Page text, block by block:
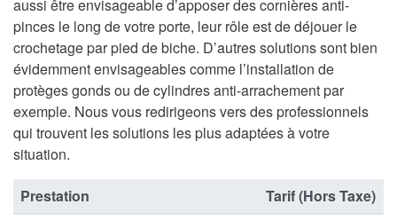
aussi être envisageable d’apposer des cornières anti-
pinces le long de votre porte, leur rôle est de déjouer le
crochetage par pied de biche. D’autres solutions sont bien
évidemment envisageables comme l’installation de
protèges gonds ou de cylindres anti-arrachement par
exemple. Nous vous redirigeons vers des professionnels
qui trouvent les solutions les plus adaptées à votre
situation.
Prestation
Tarif (Hors Taxe)